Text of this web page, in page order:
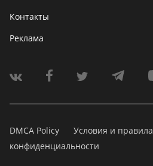
Контакты
Реклама
DMCA Policy Условия и правила
конфиденциальности